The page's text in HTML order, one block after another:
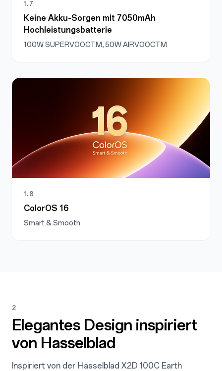
1.7
Keine Akku‑Sorgen mit 7050mAh
Hochleistungsbatterie
100W SUPERVOOCTM, 50W AIRVOOCTM
1.8
ColorOS 16
Smart & Smooth
2
Elegantes Design inspiriert
von Hasselblad
Inspiriert von der Hasselblad X2D 100C Earth